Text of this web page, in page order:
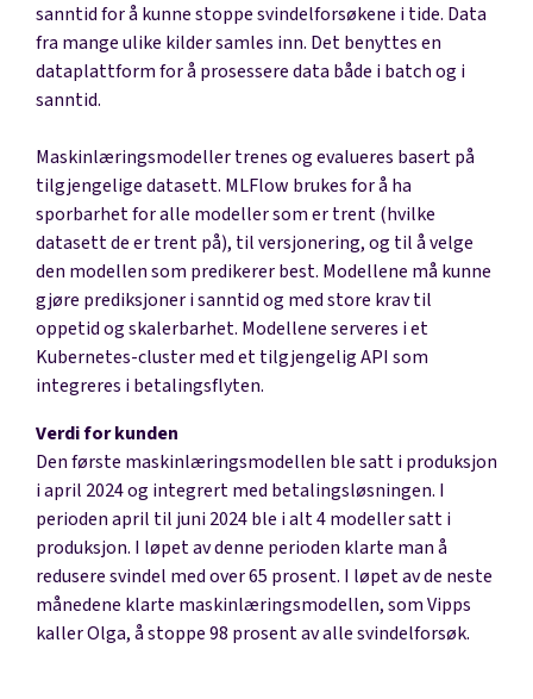
sanntid for å kunne stoppe svindelforsøkene i tide. Data
fra mange ulike kilder samles inn. Det benyttes en
dataplattform for å prosessere data både i batch og i
sanntid.
Maskinlæringsmodeller trenes og evalueres basert på
tilgjengelige datasett. MLFlow brukes for å ha
sporbarhet for alle modeller som er trent (hvilke
datasett de er trent på), til versjonering, og til å velge
den modellen som predikerer best. Modellene må kunne
gjøre prediksjoner i sanntid og med store krav til
oppetid og skalerbarhet. Modellene serveres i et
Kubernetes-cluster med et tilgjengelig API som
integreres i betalingsflyten.
Verdi for kunden
Den første maskinlæringsmodellen ble satt i produksjon
i april 2024 og integrert med betalingsløsningen. I
perioden april til juni 2024 ble i alt 4 modeller satt i
produksjon. I løpet av denne perioden klarte man å
redusere svindel med over 65 prosent. I løpet av de neste
månedene klarte maskinlæringsmodellen, som Vipps
kaller Olga, å stoppe 98 prosent av alle svindelforsøk.